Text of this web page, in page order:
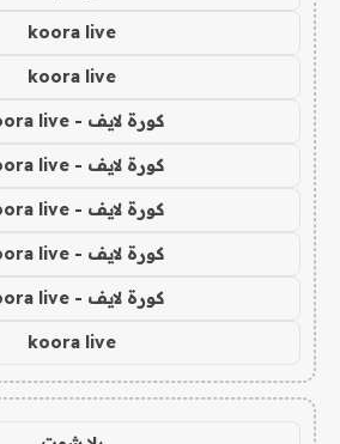
koora live
koora live
كورة لايف - koora live
كورة لايف - koora live
كورة لايف - koora live
كورة لايف - koora live
كورة لايف - koora live
koora live